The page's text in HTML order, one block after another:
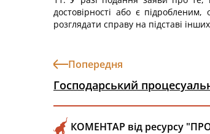
достовірності або є
розглядати справу на підставі
Попередня
Господарський
КОМЕНТАР від ресурсу